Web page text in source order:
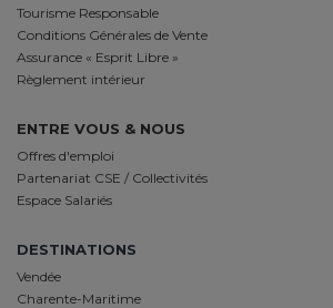
Tourisme Responsable
Conditions Générales de Vente
Assurance « Esprit Libre »
Règlement intérieur
ENTRE VOUS & NOUS
Offres d'emploi
Partenariat CSE / Collectivités
Espace Salariés
DESTINATIONS
Vendée
Charente-Maritime